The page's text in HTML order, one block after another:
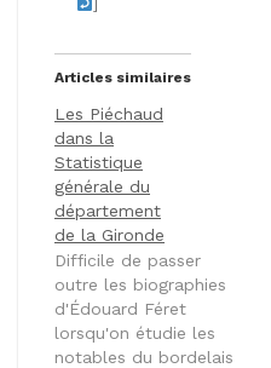
Articles similaires
Les Piéchaud
dans la
Statistique
générale du
département
de la Gironde
Difficile de passer
outre les biographies
d'Édouard Féret
lorsqu'on étudie les
notables du bordelais